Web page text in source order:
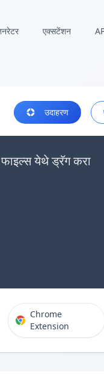
एक्सटेंशन
उदाहरण
फाइल्स येथे ड्रॅग करा
Chrome
Extension